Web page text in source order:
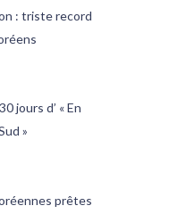
: triste record
jours d’ « En
»
prêtes